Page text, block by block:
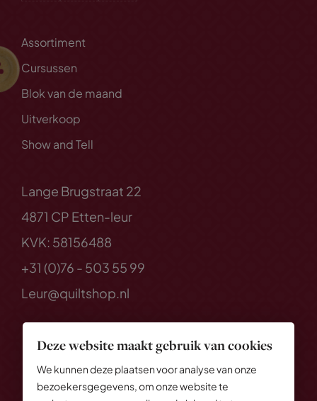
Deze website maakt gebruik van cookies
We kunnen deze plaatsen voor analyse van onze
bezoekersgegevens, om onze website te
Assortiment
Cursussen
Blok van de maand
Uitverkoop
Show and Tell
Lange Brugstraat 22
4871 CP Etten-leur
KVK: 58156488
+31 (0)76 - 503 55 99
Leur@quiltshop.nl